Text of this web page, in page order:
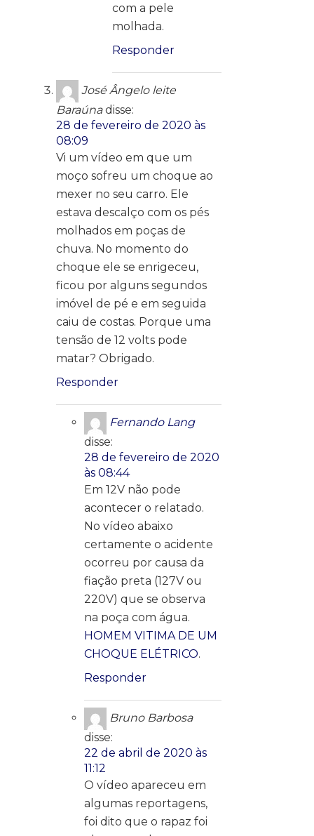
com a pele
molhada.
Responder
José Ângelo leite
Baraúna disse:
28 de fevereiro de 2020 às
08:09
Vi um vídeo em que um
moço sofreu um choque ao
mexer no seu carro. Ele
estava descalço com os pés
molhados em poças de
chuva. No momento do
choque ele se enrigeceu,
ficou por alguns segundos
imóvel de pé e em seguida
caiu de costas. Porque uma
tensão de 12 volts pode
matar? Obrigado.
Responder
Fernando Lang
disse:
28 de fevereiro de 2020
às 08:44
Em 12V não pode
acontecer o relatado.
No vídeo abaixo
certamente o acidente
ocorreu por causa da
fiação preta (127V ou
220V) que se observa
na poça com água.
HOMEM VITIMA DE UM
CHOQUE ELÉTRICO.
Responder
Bruno Barbosa
disse:
22 de abril de 2020 às
11:12
O vídeo apareceu em
algumas reportagens,
foi dito que o rapaz foi